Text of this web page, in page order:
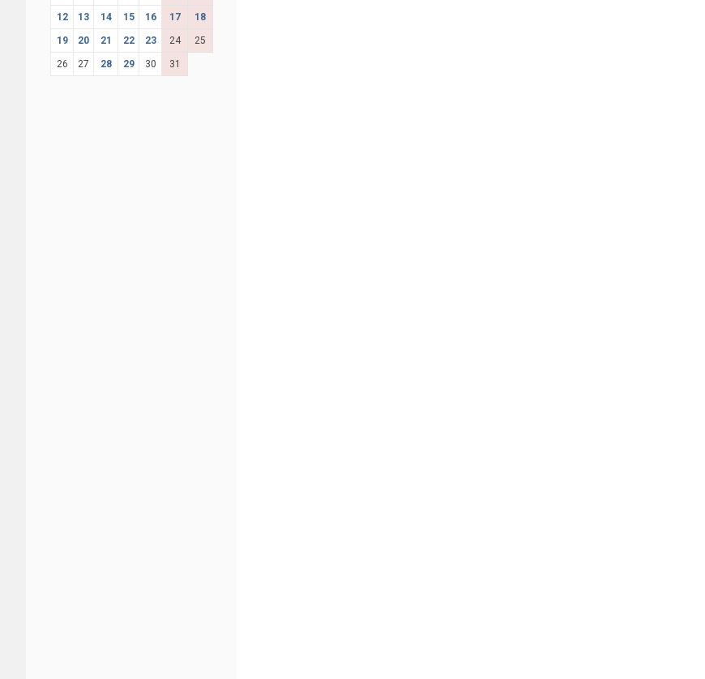
12 13 14 15 16 17 18
19 20 21 22 23 24 25
26 27 28 29 30 31